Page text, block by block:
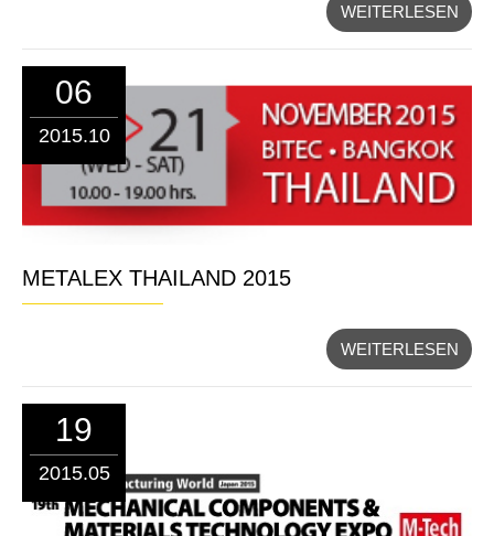
WEITERLESEN
06
2015.10
METALEX THAILAND 2015
WEITERLESEN
19
2015.05